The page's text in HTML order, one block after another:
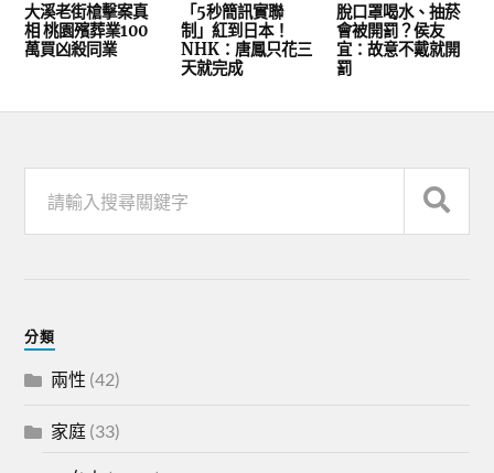
大溪老街槍擊案真
相 桃園殯葬業100
萬買凶殺同業
「5秒簡訊實聯
制」紅到日本！
NHK：唐鳳只花三
天就完成
脫口罩喝水、抽菸
會被開罰？侯友
宜：故意不戴就開
罰
分類
兩性 (42)
家庭 (33)